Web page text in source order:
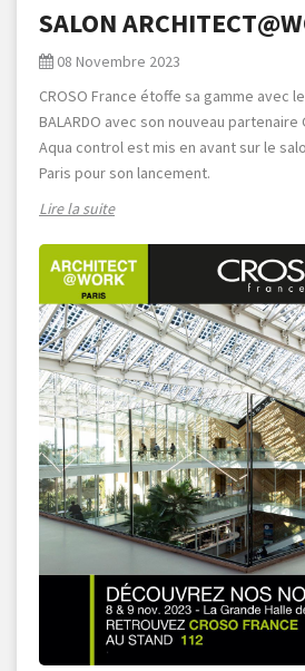
SALON
08 Novembre 2023
CROSO France étoffe sa gamme avec
BALARDO avec son nouveau partenaire
Aqua control est mis en avant sur le
Paris pour son lancement.
Lire la suite